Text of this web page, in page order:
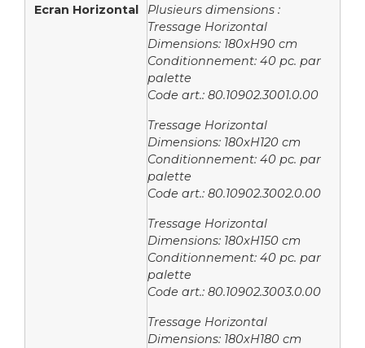
Ecran Horizontal
Plusieurs dimensions :
Tressage Horizontal
Dimensions: 180xH90 cm
Conditionnement: 40 pc. par
palette
Code art.: 80.10902.3001.0.00
Tressage Horizontal
Dimensions: 180xH120 cm
Conditionnement: 40 pc. par
palette
Code art.: 80.10902.3002.0.00
Tressage Horizontal
Dimensions: 180xH150 cm
Conditionnement: 40 pc. par
palette
Code art.: 80.10902.3003.0.00
Tressage Horizontal
Dimensions: 180xH180 cm